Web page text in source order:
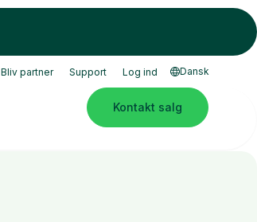
Bliv partner Support Log ind Dansk
Kontakt salg